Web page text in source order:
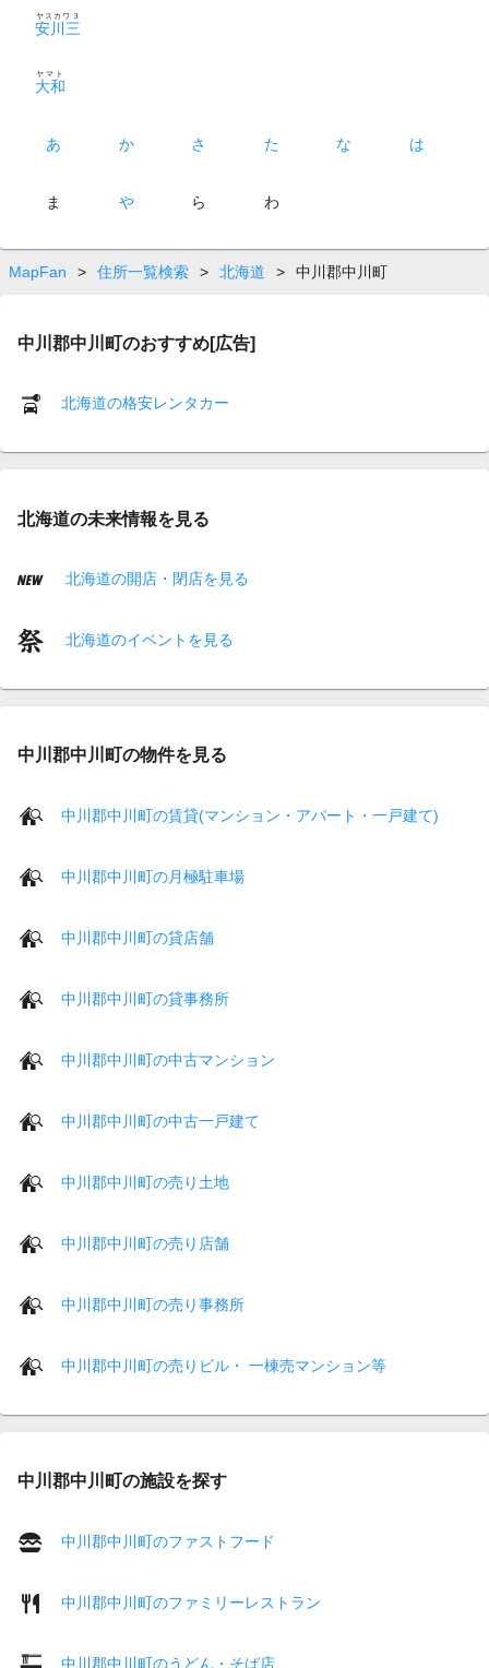
安川三
ヤスカワ３
大和
ヤマト
あ か さ た な は
ま や ら わ
MapFan > 住所一覧検索 > 北海道 > 中川郡中川町
中川郡中川町のおすすめ[広告]
北海道の格安レンタカー
北海道の未来情報を見る
北海道の開店・閉店を見る
北海道のイベントを見る
中川郡中川町の物件を見る
中川郡中川町の賃貸(マンション・アパート・一戸建て)
中川郡中川町の月極駐車場
中川郡中川町の貸店舗
中川郡中川町の貸事務所
中川郡中川町の中古マンション
中川郡中川町の中古一戸建て
中川郡中川町の売り土地
中川郡中川町の売り店舗
中川郡中川町の売り事務所
中川郡中川町の売りビル・ 一棟売マンション等
中川郡中川町の施設を探す
中川郡中川町のファストフード
中川郡中川町のファミリーレストラン
中川郡中川町のうどん・そば店